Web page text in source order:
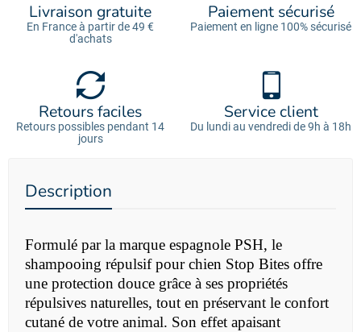
Livraison gratuite
En France à partir de 49 €
d'achats
Paiement sécurisé
Paiement en ligne 100% sécurisé
Retours faciles
Retours possibles pendant 14
jours
Service client
Du lundi au vendredi de 9h à 18h
Description
Formulé par la marque espagnole PSH, le
shampooing répulsif pour chien Stop Bites offre
une protection douce grâce à ses propriétés
répulsives naturelles, tout en préservant le confort
cutané de votre animal. Son effet apaisant